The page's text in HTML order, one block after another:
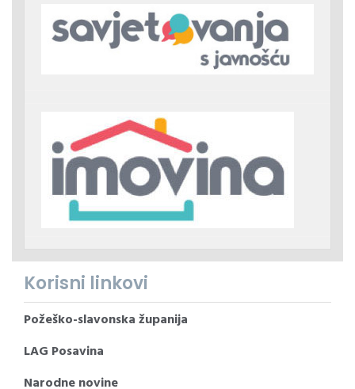
Korisni linkovi
Požeško-slavonska županija
LAG Posavina
Narodne novine